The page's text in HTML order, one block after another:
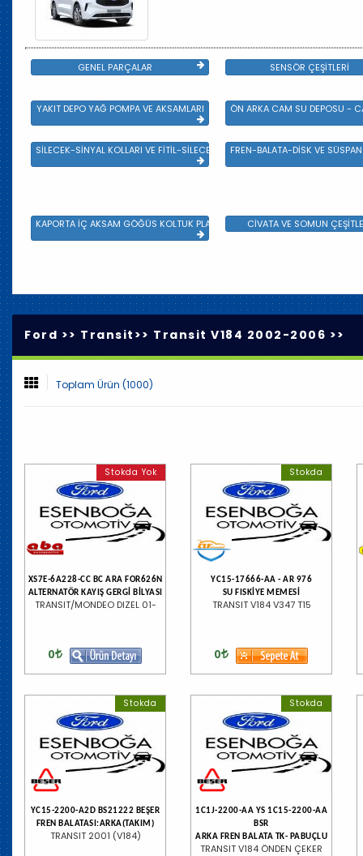
GENEL PARÇALAR SENSÖR ÇEŞİTLERİ
YAKIT DEPO YAĞ POMPA VE AKSAMLARI ÖN ARKA CAM SU DEPOSU -
SİLECEK-SİNYAL KOLLARI VE FİTİL-SİLECEK ÇEŞİTLERİFREN-BALATA-DİSK VE
KAPORTA İÇ AKSAM GÖĞÜS KOLTUK PLASTİK VE SAC AKSAM
CİVATA VE SOMUN
Ford >> Transit >> Transit V184 2002-2006 >>
Toplam Ürün (1000)
Stokda Yok
XS7E-6A228-CC BC ARA FOR626N
ALTERNATÖR KAYIŞ GERGİ BİLYASI
TRANSIT/MONDEO DIZEL 01-
0
Stokda
YC15-17666-AA - AR 976
SU FISKİYE MEMESİ
TRANSIT V184 V347 T15
0
Stokda
YC15-2200-A2D BS21222 BEŞER
FREN BALATASI:ARKA(TAKIM)
TRANSIT 2001 (V184)
Stokda
1C1J-2200-AA YS 1C15-2200-AA
BSR
ARKA FREN BALATA TK- PABUÇLU
TRANSIT V184 ÖNDEN ÇEKER